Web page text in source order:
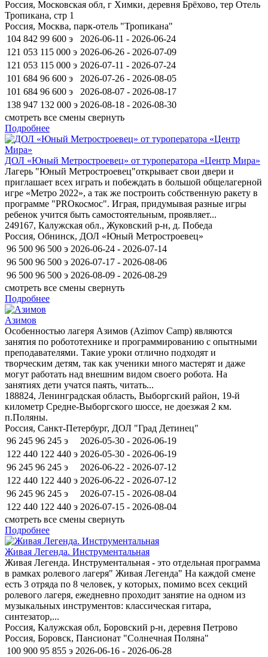
Россия, Московская обл, г Химки, деревня Брёхово, тер Отель
Тропикана, стр 1
Россия, Москва, парк-отель "Тропикана"
104 842 99 600 э
2026-06-11 - 2026-06-24
121 053 115 000 э 2026-06-26 - 2026-07-09
121 053 115 000 э 2026-07-11 - 2026-07-24
101 684 96 600 э
2026-07-26 - 2026-08-05
101 684 96 600 э
2026-08-07 - 2026-08-17
138 947 132 000 э 2026-08-18 - 2026-08-30
смотреть все смены свернуть
Подробнее
ДОЛ «Юный Метростроевец» от туроператора «Центр Мира»
Лагерь "Юный Метростроевец"открывает свои двери и
приглашает всех играть и побеждать в большой общелагерной
игре «Метро 2022», а так же построить собственную ракету в
программе "PROкосмос". Играя, придумывая разные игры
ребенок учится быть самостоятельным, проявляет...
249167, Калужская обл., Жуковский р-н, д. Победа
Россия, Обнинск, ДОЛ «Юный Метростроевец»
96 500 96 500 э 2026-06-24 - 2026-07-14
96 500 96 500 э 2026-07-17 - 2026-08-06
96 500 96 500 э 2026-08-09 - 2026-08-29
смотреть все смены свернуть
Подробнее
Азимов
Особенностью лагеря Азимов (Azimov Camp) являются
занятия по робототехнике и программированию с опытными
преподавателями. Такие уроки отлично подходят и
творческим детям, так как ученики много мастерят и даже
могут работать над внешним видом своего робота. На
занятиях дети учатся паять, читать...
188824, Ленинградская область, Выборгский район, 19-й
километр Средне-Выборгского шоссе, не доезжая 2 км.
п.Поляны.
Россия, Санкт-Петербург, ДОЛ "Град Детинец"
96 245 96 245 э
2026-05-30 - 2026-06-19
122 440 122 440 э 2026-05-30 - 2026-06-19
96 245 96 245 э
2026-06-22 - 2026-07-12
122 440 122 440 э 2026-06-22 - 2026-07-12
96 245 96 245 э
2026-07-15 - 2026-08-04
122 440 122 440 э 2026-07-15 - 2026-08-04
смотреть все смены свернуть
Подробнее
Живая Легенда. Инструментальная
Живая Легенда. Инструментальная - это отдельная программа
в рамках ролевого лагеря" Живая Легенда" На каждой смене
есть 3 отряда по 8 человек, у которых, помимо всех секций
ролевого лагеря, ежедневно проходит занятие на одном из
музыкальных инструментов: классическая гитара,
синтезатор,...
Россия, Калужская обл, Боровский р-н, деревня Петрово
Россия, Боровск, Пансионат "Солнечная Поляна"
100 900 95 855 э 2026-06-16 - 2026-06-28